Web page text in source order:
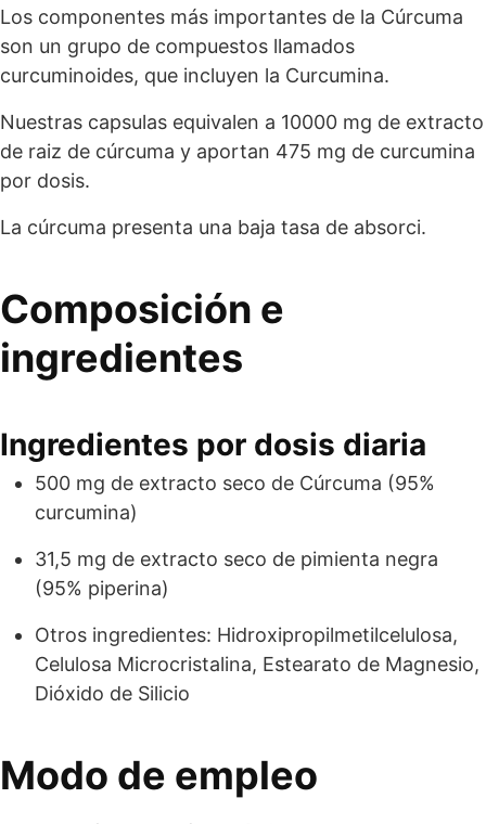
Los componentes más importantes de la Cúrcuma
son un grupo de compuestos llamados
curcuminoides, que incluyen la Curcumina.
Nuestras capsulas equivalen a 10000 mg de extracto
de raiz de cúrcuma y aportan 475 mg de curcumina
por dosis.
La cúrcuma presenta una baja tasa de absorci.
Composición e
ingredientes
Ingredientes por dosis diaria
500 mg de extracto seco de Cúrcuma (95%
curcumina)
31,5 mg de extracto seco de pimienta negra
(95% piperina)
Otros ingredientes: Hidroxipropilmetilcelulosa,
Celulosa Microcristalina, Estearato de Magnesio,
Dióxido de Silicio
Modo de empleo